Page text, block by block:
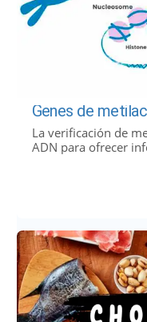
Genes de
La verificación de
ADN para ofrecer